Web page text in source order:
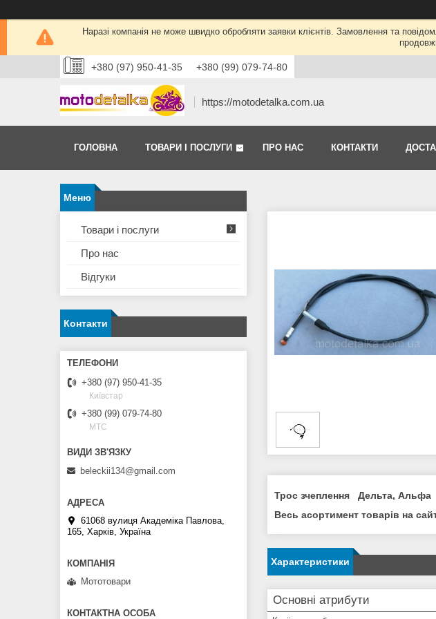
Наразі компанія не може швидко обробляти заявки клієнтів. Замовлення та
+380 (97) 950-41-35 +380 (99) 079-74-80
https://motodetalka.com.ua
ГОЛОВНА ТОВАРИ І ПОСЛУГИ ПРО НАС КОНТАКТИ
Трос зчеплення Дельта, Альфа
Весь асортимент товарів на
Характеристики
Основні атрибути
Товари і послуги
Про нас
Відгуки
Контакти
+380 (97) 950-41-35
Київстар
+380 (99) 079-74-80
МТС
beleckii134@gmail.com
61068 вулиця Академіка Павлова,
165, Харків, Україна
Мототовари